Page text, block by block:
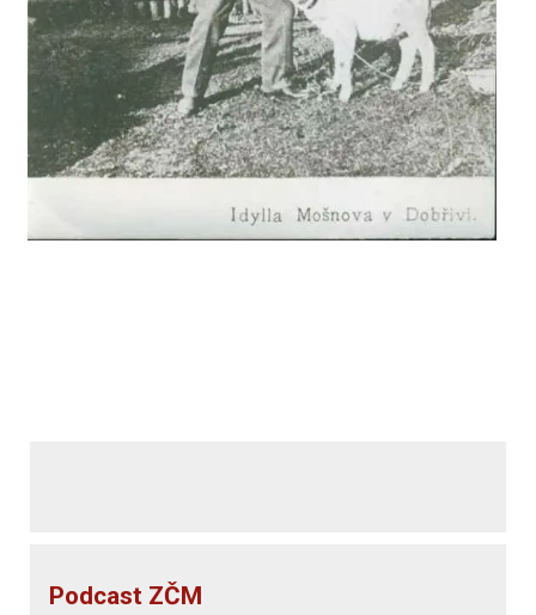
Podcast ZČM